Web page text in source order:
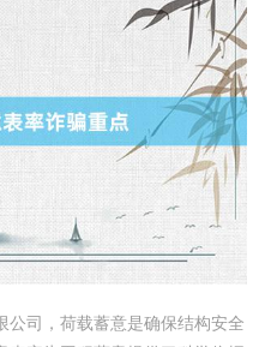
公司，荷载蓄意是确保结构安全